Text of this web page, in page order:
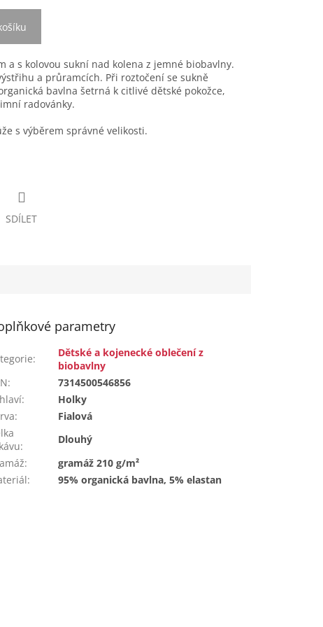
a s kolovou sukní nad kolena z jemné biobavlny.
a průramcích. Při roztočení se sukně
bavlna šetrná k citlivé dětské pokožce,
radovánky.
s výběrem správné velikosti.
SDÍLET
parametry
:
Dětské a kojenecké oblečení z
biobavlny
:
7314500546856
:
Holky
:
Fialová
:
Dlouhý
:
gramáž 210 g/m²
: 95% organická bavlna, 5% elastan